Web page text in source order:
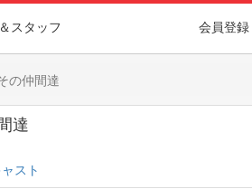
会員登録
スタッフ
の仲間達
達
スト